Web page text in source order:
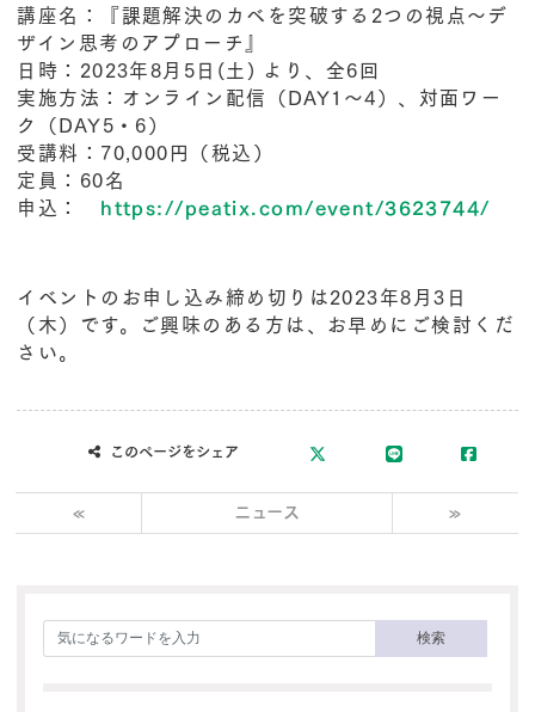
講座名：『課題解決のカベを突破する2つの視点〜デ
ザイン思考のアプローチ』
日時：2023年8月5日(土) より、全6回
実施方法：オンライン配信（DAY1〜4）、対面ワー
ク（DAY5・6）
受講料：70,000円（税込）
定員：60名
申込： https://peatix.com/event/3623744/
イベントのお申し込み締め切りは 2023年8月3日
（木）
です。ご興味のある方は、お早めにご検討くだ
さい。
このページをシェア
« ニュース »
検索